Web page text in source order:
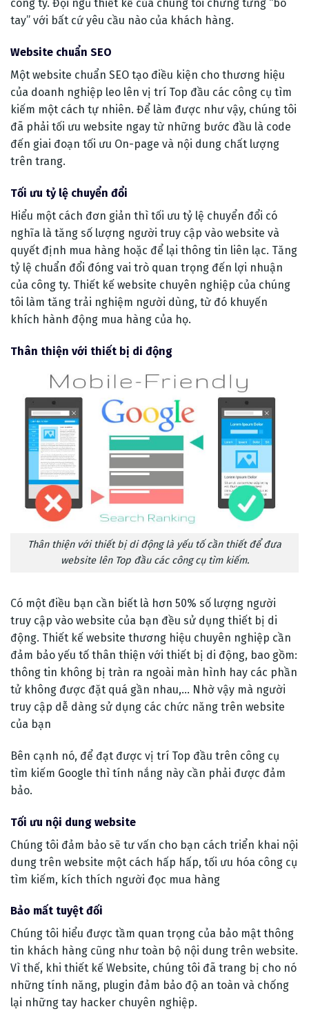
công ty. Đội ngũ thiết kế của chúng tôi chưng từng “bó
tay” với bất cứ yêu cầu nào của khách hàng.
Website chuẩn SEO
Một website chuẩn SEO tạo điều kiện cho thương hiệu
của doanh nghiệp leo lên vị trí Top đầu các công cụ tìm
kiếm một cách tự nhiên. Để làm được như vậy, chúng tôi
đã phải tối ưu website ngay từ những bước đầu là code
đến giai đoạn tối ưu On-page và nội dung chất lượng
trên trang.
Tối ưu tỷ lệ chuyển đổi
Hiểu một cách đơn giản thì tối ưu tỷ lệ chuyển đổi có
nghĩa là tăng số lượng người truy cập vào website và
quyết định mua hàng hoặc để lại thông tin liên lạc. Tăng
tỷ lệ chuẩn đổi đóng vai trò quan trọng đến lợi nhuận
của công ty. Thiết kế website chuyên nghiệp của chúng
tôi làm tăng trải nghiệm người dùng, từ đó khuyến
khích hành động mua hàng của họ.
Thân thiện với thiết bị di động
Thân thiện với thiết bị di động là yếu tố cần thiết để đưa
website lên Top đầu các công cụ tìm kiếm.
Có một điều bạn cần biết là hơn 50% số lượng người
truy cập vào website của bạn đều sử dụng thiết bị di
động. Thiết kế website thương hiệu chuyên nghiệp cần
đảm bảo yếu tố thân thiện với thiết bị di động, bao gồm:
thông tin không bị tràn ra ngoài màn hình hay các phần
tử không được đặt quá gần nhau,… Nhờ vậy mà người
truy cập dễ dàng sử dụng các chức năng trên website
của bạn
Bên cạnh nó, để đạt được vị trí Top đầu trên công cụ
tìm kiếm Google thì tính nắng này cần phải được đảm
bảo.
Tối ưu nội dung website
Chúng tôi đảm bảo sẽ tư vấn cho bạn cách triển khai nội
dung trên website một cách hấp hấp, tối ưu hóa công cụ
tìm kiếm, kích thích người đọc mua hàng
Bảo mất tuyệt đối
Chúng tôi hiểu được tầm quan trọng của bảo mật thông
tin khách hàng cũng như toàn bộ nội dung trên website.
Vì thế, khi thiết kế Website, chúng tôi đã trang bị cho nó
những tính năng, plugin đảm bảo độ an toàn và chống
lại những tay hacker chuyên nghiệp.